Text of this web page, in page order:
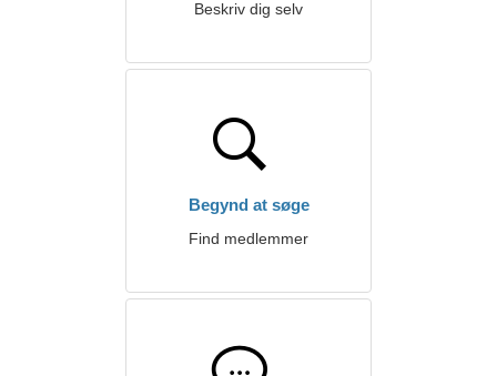
Beskriv dig selv
Begynd at søge
Find medlemmer